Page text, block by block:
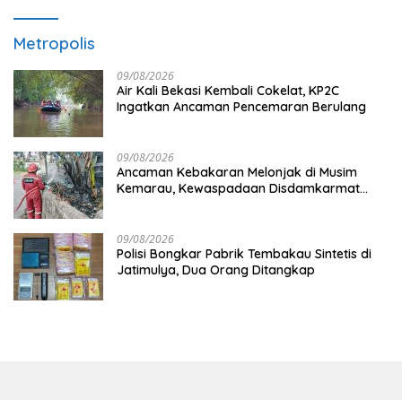
Metropolis
09/08/2026
Air Kali Bekasi Kembali Cokelat, KP2C
Ingatkan Ancaman Pencemaran Berulang
09/08/2026
Ancaman Kebakaran Melonjak di Musim
Kemarau, Kewaspadaan Disdamkarmat
09/08/2026
Polisi Bongkar Pabrik Tembakau Sintetis di
Jatimulya, Dua Orang Ditangkap